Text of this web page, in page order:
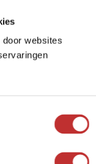
websites
Bracciale